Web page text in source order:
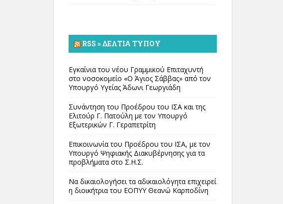
RSS » ΔΕΛΤΊΑ ΤΎΠΟΥ
Εγκαίνια του νέου Γραμμικού Επιταχυντή
στο νοσοκομείο «Ο Άγιος Σάββας» από τον
Υπουργό Υγείας Άδωνι Γεωργιάδη
Συνάντηση του Προέδρου του ΙΣΑ και της
Ελιτούρ Γ. Πατούλη με τον Υπουργό
Εξωτερικών Γ. Γεραπετρίτη
Επικοινωνία του Προέδρου του ΙΣΑ, με τον
Υπουργό Ψηφιακής Διακυβέρνησης για τα
προβλήματα στο Σ.Η.Σ.
Να δικαιολογήσει τα αδικαιολόγητα επιχειρεί
η διοικήτρια του ΕΟΠΥΥ Θεανώ Καρποδίνη